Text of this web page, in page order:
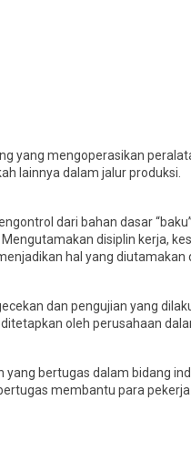
yang mengoperasikan
lainnya dalam jalur produksi.
dari bahan dasar
disiplin kerja,
hal yang diutamakan
dan pengujian yang
oleh perusahaan
yang bertugas dalam bidang
membantu para